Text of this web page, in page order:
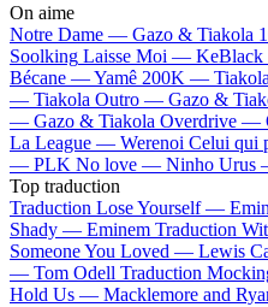
On aime
Notre Dame — Gazo & Tiakola
Soolking Laisse Moi — KeBlack
Bécane —Yamê 200K — Tiakola
— Tiakola Outro — Gazo &
— Gazo & Tiakola Overdrive —
La League — Werenoi Celui qui
— PLK No love — Ninho Urus
Top traduction
Traduction Lose Yourself —
Shady — Eminem Traduction
Someone You Loved — Lewis
— Tom Odell Traduction
Hold Us — Macklemore and